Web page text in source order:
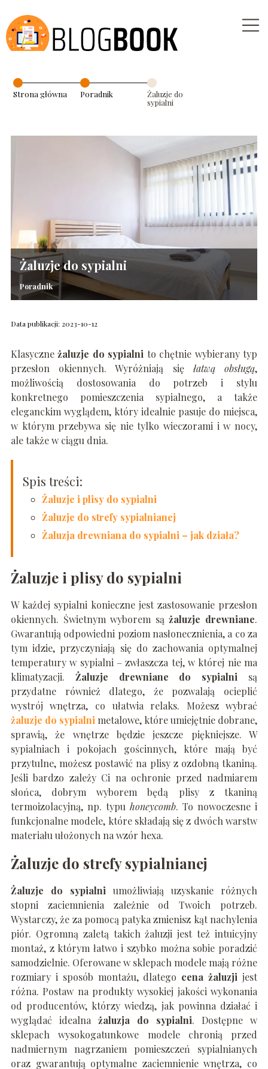
Strona główna Poradnik
Żaluzje do
sypialni
Żaluzje do sypialni
Poradnik
Data publikacji: 2023-10-12
Klasyczneżaluzje do sypialni to chętnie wybierany typ
przesłon okiennych. Wyróżniają się łatwą obsługą,
możliwością dostosowania do potrzeb i stylu
konkretnego pomieszczenia sypialnego, a także
eleganckim wyglądem, który idealnie pasuje do miejsca,
w którym przebywa się nie tylko wieczorami i w nocy,
ale także w ciągu dnia.
Spis treści:
Żaluzje i plisy do sypialni
Żaluzje do strefy sypialnianej
Żaluzja drewniana do sypialni – jak działa?
Żaluzje i plisy do sypialni
W każdej sypialni konieczne jest zastosowanie przesłon
okiennych. Świetnym wyborem sążaluzje drewniane.
Gwarantują odpowiedni poziom nasłonecznienia, a co za
tym idzie, przyczyniają się do zachowania optymalnej
temperatury w sypialni – zwłaszcza tej, w której nie ma
klimatyzacji. Żaluzje drewniane do sypialni są
przydatne również dlatego, że pozwalają ocieplić
wystrój wnętrza, co ułatwia relaks. Możesz wybrać
żaluzje do sypialni metalowe, które umiejętnie dobrane,
sprawią, że wnętrze będzie jeszcze piękniejsze. W
sypialniach i pokojach gościnnych, które mają być
przytulne, możesz postawić na plisy z ozdobną tkaniną.
Jeśli bardzo zależy Ci na ochronie przed nadmiarem
słońca, dobrym wyborem będą plisy z tkaniną
termoizolacyjną, np. typu honeycomb. To nowoczesne i
funkcjonalne modele, które składają się z dwóch warstw
materiału ułożonych na wzór hexa.
Żaluzje do strefy sypialnianej
Żaluzje do sypialni umożliwiają uzyskanie różnych
stopni zaciemnienia zależnie od Twoich potrzeb.
Wystarczy, że za pomocą patyka zmienisz kąt nachylenia
piór. Ogromną zaletą takich żaluzji jest też intuicyjny
montaż, z którym łatwo i szybko można sobie poradzić
samodzielnie. Oferowane w sklepach modele mają różne
rozmiary i sposób montażu, dlatego cena żaluzji jest
różna. Postaw na produkty wysokiej jakości wykonania
od producentów, którzy wiedzą, jak powinna działać i
wyglądać idealna żaluzja do sypialni. Dostępne w
sklepach wysokogatunkowe modele chronią przed
nadmiernym nagrzaniem pomieszczeń sypialnianych
oraz gwarantują optymalne zaciemnienie wnętrza, co